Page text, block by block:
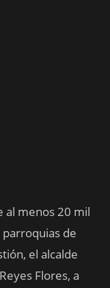
al menos 20 mil
de
el alcalde
Flores, a